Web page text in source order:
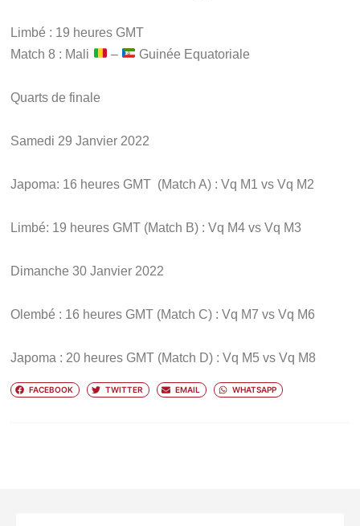
Limbé : 19 heures GMT
Match 8 : Mali
– Guinée Equatoriale
Quarts de finale
Samedi 29 Janvier 2022
Japoma: 16 heures GMT (Match A) : Vq M1 vs Vq M2
Limbé: 19 heures GMT (Match B) : Vq M4 vs Vq M3
Dimanche 30 Janvier 2022
Olembé : 16 heures GMT (Match C) : Vq M7 vs Vq M6
Japoma : 20 heures GMT (Match D) : Vq M5 vs Vq M8
FACEBOOK TWITTER EMAIL WHATSAPP